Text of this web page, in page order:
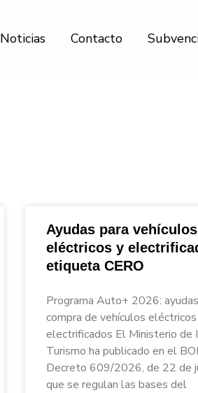
Noticias Contacto
Ayudas para vehículos
eléctricos y
etiqueta CERO
Programa Auto+ 2026:
compra de vehículos
electrificados El Ministerio de
Turismo ha publicado en el
Decreto 609/2026, de 22 de
que se regulan las bases del